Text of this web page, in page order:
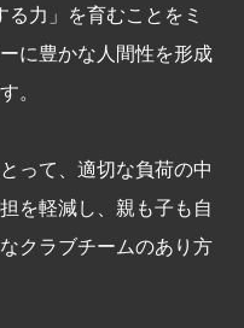
る力」を育むことをミ
に豊かな人間性を形成
。
って、適切な負荷の中
を軽減し、親も子も自
クラブチームのあり方